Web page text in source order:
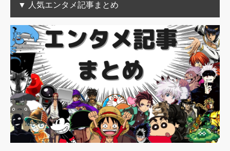
▼ 人気エンタメ記事まとめ